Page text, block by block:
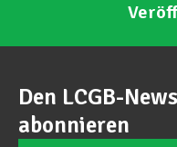
Den LCGB-
abonnieren